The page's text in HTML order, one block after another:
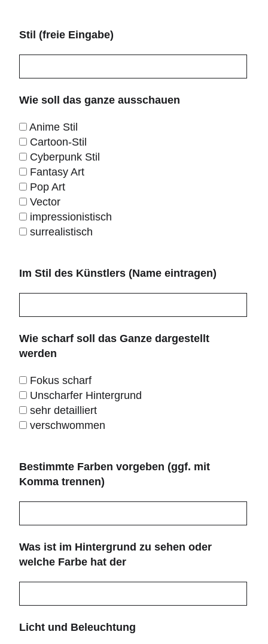
Stil (freie Eingabe)
Wie soll das ganze ausschauen
Anime Stil
Cartoon-Stil
Cyberpunk Stil
Fantasy Art
Pop Art
Vector
impressionistisch
surrealistisch
Im Stil des Künstlers (Name eintragen)
Wie scharf soll das Ganze dargestellt
werden
Fokus scharf
Unscharfer Hintergrund
sehr detailliert
verschwommen
Bestimmte Farben vorgeben (ggf. mit
Komma trennen)
Was ist im Hintergrund zu sehen oder
welche Farbe hat der
Licht und Beleuchtung